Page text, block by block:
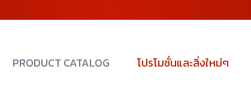
PRODUCT CATALOG โปรโมชั่นและสิ่งใหม่ๆ